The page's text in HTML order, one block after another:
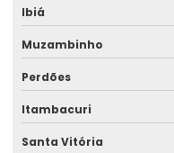
Talha Elétrica
Talha Elétrica Com
Ibiá
Muzambinho
Perdões
Itambacuri
Santa Vitória